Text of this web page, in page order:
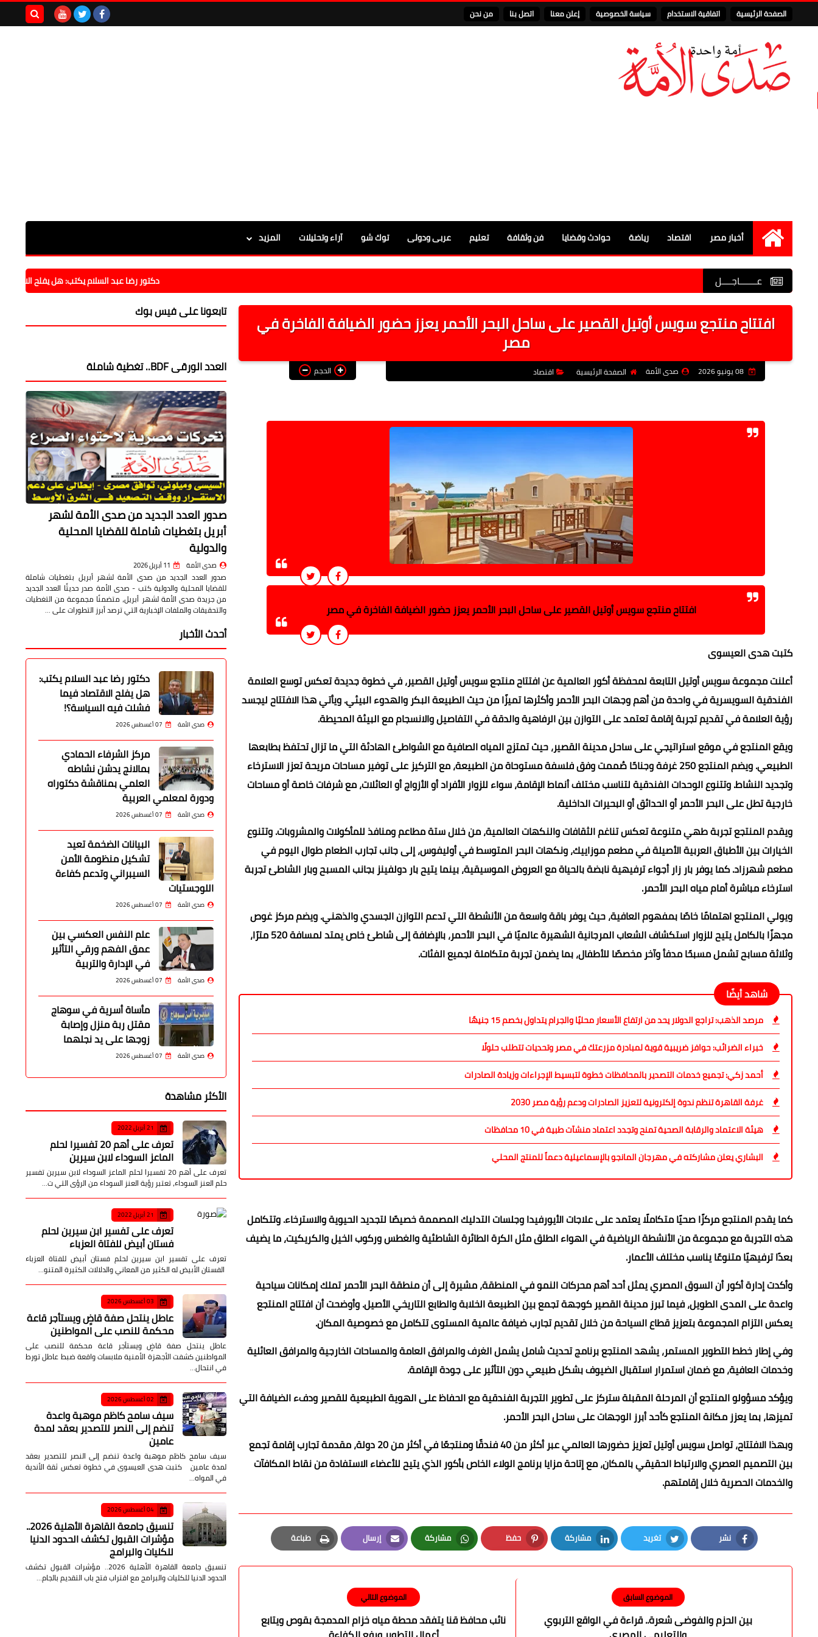
الصفحة الرئيسية اتفاقية الاستخدام سياسة الخصوصية إعلن معنا اتصل بنا من نحن
الرئيسية
أخبار مصر اقتصاد رياضة حوادث وقضايا فن وثقافة تعليم عربى ودولى توك شو آراء وتحليلات المزيد
عـــــــاجــــل دكتور رضا عبد السلام يكتب: هل يفلح الاقتصاد فيما
افتتاح منتجع سويس أوتيل القصير على ساحل البحر الأحمر يعزز حضور الضيافة الفاخرة في
مصر
08 يونيو 2026 صدى الأمة الصفحة الرئيسية اقتصاد الحجم
افتتاح منتجع سويس أوتيل القصير على ساحل البحر الأحمر يعزز حضور الضيافة الفاخرة في مصر
كتبت هدى العيسوى
أعلنت مجموعة سويس أوتيل التابعة لمحفظة أكور العالمية عن افتتاح منتجع سويس أوتيل القصير، في خطوة جديدة تعكس توسع العلامة
الفندقية السويسرية في واحدة من أهم وجهات البحر الأحمر وأكثرها تميزًا من حيث الطبيعة البكر والهدوء البيئي. ويأتي هذا الافتتاح ليجسد
رؤية العلامة في تقديم تجربة إقامة تعتمد على التوازن بين الرفاهية والدقة في التفاصيل والانسجام مع البيئة المحيطة.
ويقع المنتجع في موقع استراتيجي على ساحل مدينة القصير، حيث تمتزج المياه الصافية مع الشواطئ الهادئة التي ما تزال تحتفظ بطابعها
الطبيعي. ويضم المنتجع 250 غرفة وجناحًا صُممت وفق فلسفة مستوحاة من الطبيعة، مع التركيز على توفير مساحات مريحة تعزز الاسترخاء
وتجديد النشاط. وتتنوع الوحدات الفندقية لتناسب مختلف أنماط الإقامة، سواء للزوار الأفراد أو الأزواج أو العائلات، مع شرفات خاصة أو مساحات
خارجية تطل على البحر الأحمر أو الحدائق أو البحيرات الداخلية.
ويقدم المنتجع تجربة طهي متنوعة تعكس تناغم الثقافات والنكهات العالمية، من خلال ستة مطاعم ومنافذ للمأكولات والمشروبات. وتتنوع
الخيارات بين الأطباق العربية الأصيلة في مطعم موزاييك، ونكهات البحر المتوسط في أوليفوس، إلى جانب تجارب الطعام طوال اليوم في
مطعم شهرزاد. كما يوفر بار زار أجواء ترفيهية نابضة بالحياة مع العروض الموسيقية، بينما يتيح بار دولفينز بجانب المسبح وبار الشاطئ تجربة
استرخاء مباشرة أمام مياه البحر الأحمر.
ويولي المنتجع اهتمامًا خاصًا بمفهوم العافية، حيث يوفر باقة واسعة من الأنشطة التي تدعم التوازن الجسدي والذهني. ويضم مركز غوص
مجهزًا بالكامل يتيح للزوار استكشاف الشعاب المرجانية الشهيرة عالميًا في البحر الأحمر، بالإضافة إلى شاطئ خاص يمتد لمسافة 520 مترًا،
وثلاثة مسابح تشمل مسبحًا مدفأ وآخر مخصصًا للأطفال، بما يضمن تجربة متكاملة لجميع الفئات.
شاهد أيضًا
مرصد الذهب: تراجع الدولار يحد من ارتفاع الأسعار محليًا والجرام يتداول بخصم 15 جنيهًا
خبراء الضرائب: حوافز ضريبية قوية لمبادرة مزرعتك في مصر وتحديات تتطلب حلولًا
أحمد زكي: تجميع خدمات التصدير بالمحافظات خطوة لتبسيط الإجراءات وزيادة الصادرات
غرفة القاهرة تنظم ندوة إلكترونية لتعزيز الصادرات ودعم رؤية مصر 2030
هيئة الاعتماد والرقابة الصحية تمنح وتجدد اعتماد منشآت طبية في 10 محافظات
البشاري يعلن مشاركته في مهرجان المانجو بالإسماعيلية دعماً للمنتج المحلي
كما يقدم المنتجع مركزًا صحيًا متكاملًا يعتمد على علاجات الأيورفيدا وجلسات التدليك المصممة خصيصًا لتجديد الحيوية والاسترخاء. وتتكامل
هذه التجربة مع مجموعة من الأنشطة الرياضية في الهواء الطلق مثل الكرة الطائرة الشاطئية والغطس وركوب الخيل والكريكيت، ما يضيف
بعدًا ترفيهيًا متنوعًا يناسب مختلف الأعمار.
وأكدت إدارة أكور أن السوق المصري يمثل أحد أهم محركات النمو في المنطقة، مشيرة إلى أن منطقة البحر الأحمر تملك إمكانات سياحية
واعدة على المدى الطويل، فيما تبرز مدينة القصير كوجهة تجمع بين الطبيعة الخلابة والطابع التاريخي الأصيل. وأوضحت أن افتتاح المنتجع
يعكس التزام المجموعة بتعزيز قطاع السياحة من خلال تقديم تجارب ضيافة عالمية المستوى تتكامل مع خصوصية المكان.
وفي إطار خطط التطوير المستمر، يشهد المنتجع برنامج تحديث شامل يشمل الغرف والمرافق العامة والمساحات الخارجية والمرافق العائلية
وخدمات العافية، مع ضمان استمرار استقبال الضيوف بشكل طبيعي دون التأثير على جودة الإقامة.
ويؤكد مسؤولو المنتجع أن المرحلة المقبلة ستركز على تطوير التجربة الفندقية مع الحفاظ على الهوية الطبيعية للقصير ودفء الضيافة التي
تميزها، بما يعزز مكانة المنتجع كأحد أبرز الوجهات على ساحل البحر الأحمر.
وبهذا الافتتاح، تواصل سويس أوتيل تعزيز حضورها العالمي عبر أكثر من 40 فندقًا ومنتجعًا في أكثر من 20 دولة، مقدمة تجارب إقامة تجمع
بين التصميم العصري والارتباط الحقيقي بالمكان، مع إتاحة مزايا برنامج الولاء الخاص بأكور الذي يتيح للأعضاء الاستفادة من نقاط المكافآت
والخدمات الحصرية خلال إقامتهم.
نشر
Facebook
تغريد
Twitter
مشاركة
LinkedIn
حفظ
Pinterest
مشاركة
Whatsapp
إرسال
Email
طباعة
Print
الموضوع التالي
نائب محافظ قنا يتفقد محطة مياه خزام المدمجة بقوص ويتابع
الموضوع السابق
بين الحزم والفوضى شعرة.. قراءة في الواقع التربوي
تابعونا على فيس بوك
العدد الورقى BDF.. تغطية شاملة
صدور العدد الجديد من صدى الأمة لشهر
أبريل بتغطيات شاملة للقضايا المحلية
والدولية
صدى الأمة 11 أبريل 2026
صدور العدد الجديد من صدى الأمة لشهر أبريل بتغطيات شاملة
للقضايا المحلية والدولية كتب - صدى الأمة صدر حديثًا العدد الجديد
من جريدة صدى الأمة لشهر أبريل، متضمنًا مجموعة من التغطيات
والتحقيقات والملفات الإخبارية التي ترصد أبرز التطورات على …
أحدث الأخبار
دكتور رضا عبد السلام يكتب:
هل يفلح الاقتصاد فيما
فشلت فيه السياسة؟!
صدى الأمة 07 أغسطس 2026
مركز الشرفاء الحمادي
بمالانج يدشن نشاطه
العلمي بمناقشة دكتوراه
ودورة لمعلمي العربية
صدى الأمة 07 أغسطس 2026
البيانات الضخمة تعيد
تشكيل منظومة الأمن
السيبراني وتدعم كفاءة
اللوجستيات
صدى الأمة 07 أغسطس 2026
علم النفس العكسي بين
عمق الفهم ورقي التأثير
في الإدارة والتربية
صدى الأمة 07 أغسطس 2026
مأساة أسرية في سوهاج
مقتل ربة منزل وإصابة
زوجها على يد نجلهما
صدى الأمة 07 أغسطس 2026
الأكثر مشاهدة
21 أبريل 2022
تعرف على أهم 20 تفسيرا لحلم
الماعز السوداء لابن سيرين
تعرف على أهم 20 تفسيرا لحلم الماعز السوداء لابن سيرين تفسير
حلم العنز السوداء، تعتبر رؤية العنز السوداء من الرؤى التي ت…
21 أبريل 2022
تعرف على تفسير ابن سيرين لحلم
فستان أبيض للفتاة العزباء
تعرف على تفسير ابن سيرين لحلم فستان أبيض للفتاة العزباء
الفستان الأبيض له الكثير من المعاني والدلالات الكثيرة المتنو…
03 أغسطس 2026
عاطل ينتحل صفة قاضٍ ويستأجر قاعة
محكمة للنصب على المواطنين
عاطل ينتحل صفة قاضٍ ويستأجر قاعة محكمة للنصب على
المواطنين كشفت الأجهزة الأمنية ملابسات واقعة ضبط عاطل تورط
في انتحال…
02 أغسطس 2026
سيف سامح كاظم موهبة واعدة
تنضم إلى النصر للتصدير بعقد لمدة
عامين
سيف سامح كاظم موهبة واعدة تنضم إلى النصر للتصدير بعقد
لمدة عامين كتبت هدى العيسوى في خطوة تعكس ثقة الأندية
في المواه…
04 أغسطس 2026
تنسيق جامعة القاهرة الأهلية 2026..
مؤشرات القبول تكشف الحدود الدنيا
للكليات والبرامج
تنسيق جامعة القاهرة الأهلية 2026.. مؤشرات القبول تكشف
الحدود الدنيا للكليات والبرامج مع اقتراب فتح باب التقديم بالجام…